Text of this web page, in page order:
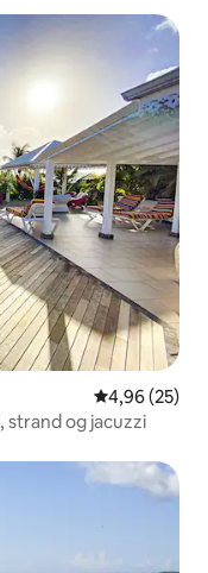
4,96 ud af 5 i
4,96 (25)
strand og jacuzzi